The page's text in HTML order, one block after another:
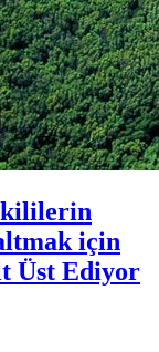
için
Üst Ediyor